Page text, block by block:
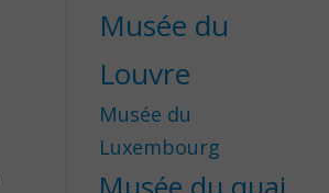
Musée du
Louvre
Musée du
Luxembourg